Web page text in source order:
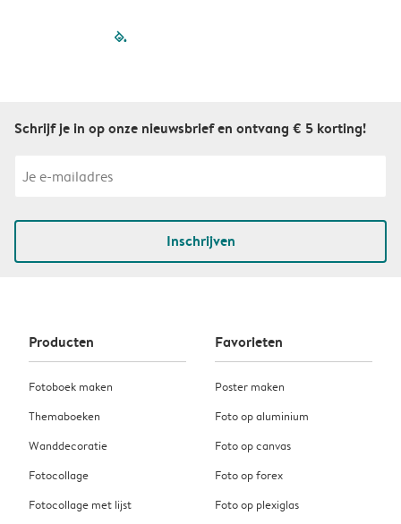
filled-pagination
Schrijf je in op onze nieuwsbrief en ontvang € 5 korting!
Inschrijven
Producten
Fotoboek maken
Themaboeken
Wanddecoratie
Fotocollage
Fotocollage met lijst
Favorieten
Poster maken
Foto op aluminium
Foto op canvas
Foto op forex
Foto op plexiglas